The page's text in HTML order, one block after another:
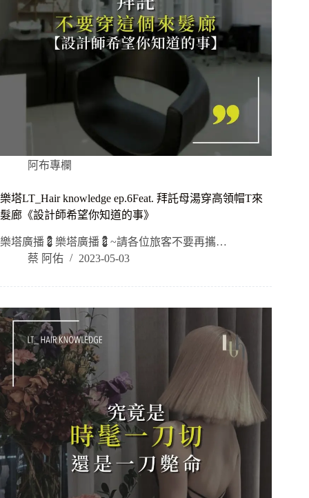
阿布專欄
樂塔LT_Hair knowledge ep.6Feat. 拜託母湯穿高領帽T來
髮廊《設計師希望你知道的事》
樂塔廣播💈樂塔廣播💈~請各位旅客不要再攜…
蔡 阿佑
2023-05-03